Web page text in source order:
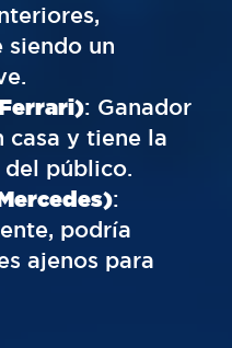
siendo un
: Ganador
casa y tiene la
público.
:
podría
ajenos para